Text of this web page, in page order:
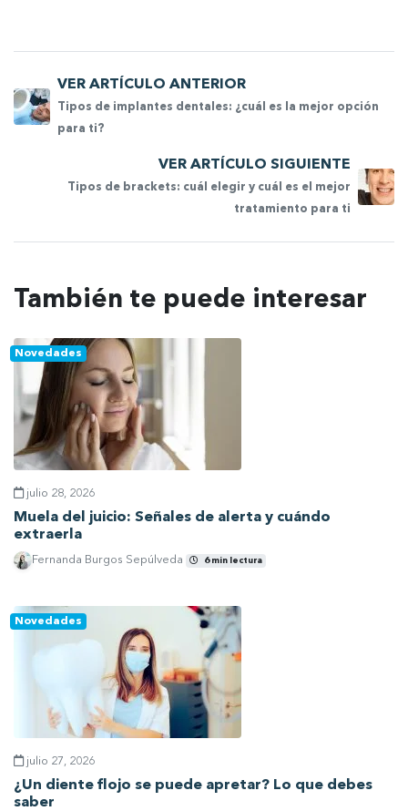
VER ARTÍCULO ANTERIOR
Tipos de implantes dentales: ¿cuál es la mejor opción
para ti?
VER ARTÍCULO SIGUIENTE
Tipos de brackets: cuál elegir y cuál es el mejor
tratamiento para ti
También te puede interesar
Novedades
julio 28, 2026
Muela del juicio: Señales de alerta y cuándo
extraerla
Fernanda Burgos Sepúlveda 6 min lectura
Novedades
julio 27, 2026
¿Un diente flojo se puede apretar? Lo que debes
saber